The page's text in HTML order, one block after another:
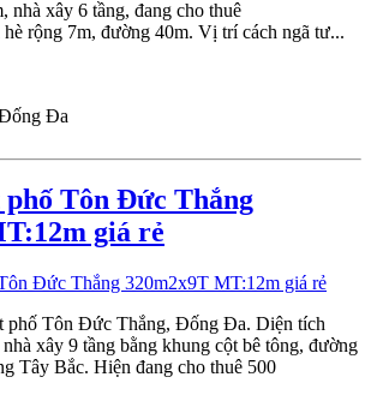
nhà xây 6 tầng, đang cho thuê
rộng 7m, đường 40m. Vị trí cách ngã tư...
Đa
phố Tôn Đức Thắng
giá rẻ
phố Tôn Đức Thắng, Đống Đa. Diện tích
xây 9 tầng bằng khung cột bê tông, đường
Tây Bắc. Hiện đang cho thuê 500